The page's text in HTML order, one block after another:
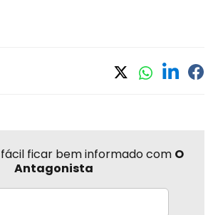
ficar bem informado com O
Antagonista